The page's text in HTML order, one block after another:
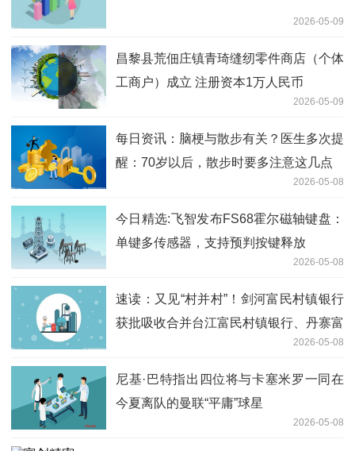
2026-05-09
昌黎县荒佃庄镇青琦缝纫零件商店（个体
工商户）成立 注册资本1万人民币
2026-05-09
每日资讯：脑梗与散步有关？医生多次提
醒：70岁以后，散步时要多注意这几点
2026-05-08
今日精选:飞智发布FS68霍尔磁轴键盘：
单键多传感器，支持预判按键释放
2026-05-08
速读：又见“村并村”！剑河富民村镇银行
获批吸收合并台江富民村镇银行、丹寨富
2026-05-08
尼基·巴特指出四位将与卡塞米罗一同在
今夏离队的曼联“平庸”球星
2026-05-08